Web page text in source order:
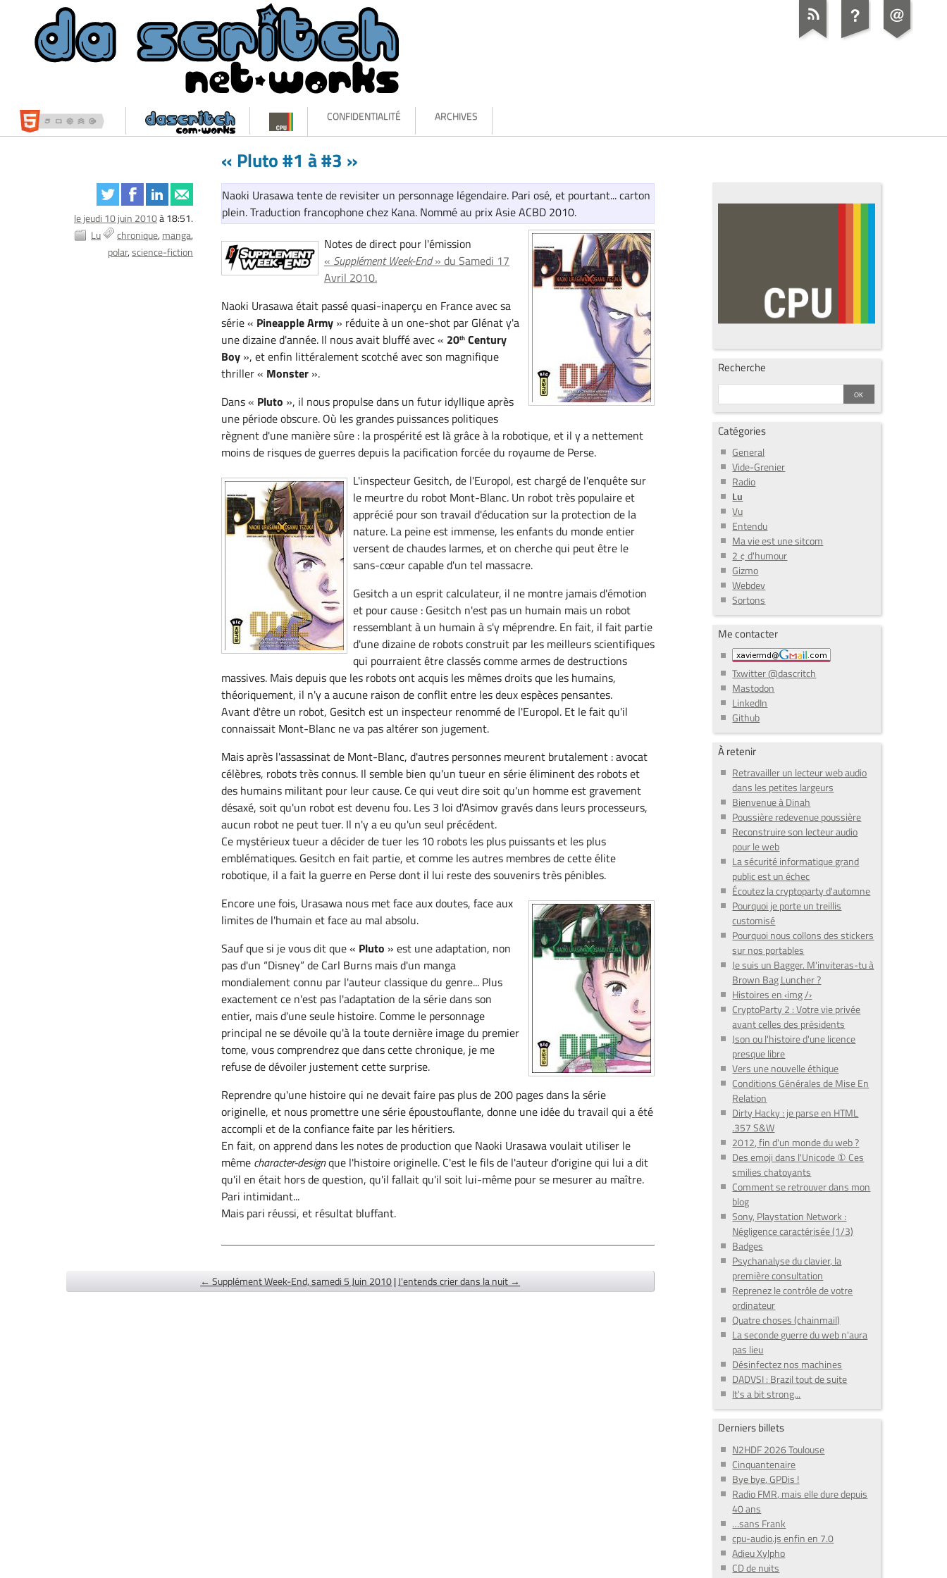
CONFIDENTIALITÉ ARCHIVES
« Pluto #1 à #3 »
le jeudi 10 juin 2010à 18:51.
Lu
chronique manga
polar science-fiction
Naoki Urasawa tente de revisiter un personnage légendaire. Pari osé, et pourtant... carton
plein. Traduction francophone chez Kana. Nommé au prix Asie ACBD 2010.
Notes de direct pour l'émission
« Supplément Week-End» du Samedi 17
Avril 2010.
Naoki Urasawa était passé quasi-inaperçu en France avec sa
série « Pineapple Army » réduite à un one-shot par Glénat y'a
une dizaine d'année. Il nous avait bluffé avec « 20th Century
Boy », et enfin littéralement scotché avec son magnifique
thriller « Monster ».
Dans « Pluto », il nous propulse dans un futur idyllique après
une période obscure. Où les grandes puissances politiques
règnent d'une manière sûre : la prospérité est là grâce à la robotique, et il y a nettement
moins de risques de guerres depuis la pacification forcée du royaume de Perse.
L'inspecteur Gesitch, de l'Europol, est chargé de l'enquête sur
le meurtre du robot Mont-Blanc. Un robot très populaire et
apprécié pour son travail d'éducation sur la protection de la
nature. La peine est immense, les enfants du monde entier
versent de chaudes larmes, et on cherche qui peut être le
sans-cœur capable d'un tel massacre.
Gesitch a un esprit calculateur, il ne montre jamais d'émotion
et pour cause : Gesitch n'est pas un humain mais un robot
ressemblant à un humain à s'y méprendre. En fait, il fait partie
d'une dizaine de robots construit par les meilleurs scientifiques
qui pourraient être classés comme armes de destructions
massives. Mais depuis que les robots ont acquis les mêmes droits que les humains,
théoriquement, il n'y a aucune raison de conflit entre les deux espèces pensantes.
Avant d'être un robot, Gesitch est un inspecteur renommé de l'Europol. Et le fait qu'il
connaissait Mont-Blanc ne va pas altérer son jugement.
Mais après l'assassinat de Mont-Blanc, d'autres personnes meurent brutalement : avocat
célèbres, robots très connus. Il semble bien qu'un tueur en série éliminent des robots et
des humains militant pour leur cause. Ce qui veut dire soit qu'un homme est gravement
désaxé, soit qu'un robot est devenu fou. Les 3 loi d'Asimov gravés dans leurs processeurs,
aucun robot ne peut tuer. Il n'y a eu qu'un seul précédent.
Ce mystérieux tueur a décider de tuer les 10 robots les plus puissants et les plus
emblématiques. Gesitch en fait partie, et comme les autres membres de cette élite
robotique, il a fait la guerre en Perse dont il lui reste des souvenirs très pénibles.
Encore une fois, Urasawa nous met face aux doutes, face aux
limites de l'humain et face au mal absolu.
Sauf que si je vous dit que « Pluto » est une adaptation, non
pas d'un “Disney” de Carl Burns mais d'un manga
mondialement connu par l'auteur classique du genre... Plus
exactement ce n'est pas l'adaptation de la série dans son
entier, mais d'une seule histoire. Comme le personnage
principal ne se dévoile qu'à la toute dernière image du premier
tome, vous comprendrez que dans cette chronique, je me
refuse de dévoiler justement cette surprise.
Reprendre qu'une histoire qui ne devait faire pas plus de 200 pages dans la série
originelle, et nous promettre une série époustouflante, donne une idée du travail qui a été
accompli et de la confiance faite par les héritiers.
En fait, on apprend dans les notes de production que Naoki Urasawa voulait utiliser le
même character-designque l'histoire originelle. C'est le fils de l'auteur d'origine qui lui a dit
qu'il en était hors de question, qu'il fallait qu'il soit lui-même pour se mesurer au maître.
Pari intimidant...
Mais pari réussi, et résultat bluffant.
← Supplément Week-End, samedi 5 Juin 2010|J'entends crier dans la nuit →
Recherche
Catégories
General
Vide-Grenier
Radio
Lu
Vu
Entendu
Ma vie est une sitcom
2 ¢ d'humour
Gizmo
Webdev
Sortons
Me contacter
Txwitter @dascritch
Mastodon
LinkedIn
Github
À retenir
Retravailler un lecteur web audio
dans les petites largeurs
Bienvenue à Dinah
Poussière redevenue poussière
Reconstruire son lecteur audio
pour le web
La sécurité informatique grand
public est un échec
Écoutez la cryptoparty d'automne
Pourquoi je porte un treillis
customisé
Pourquoi nous collons des stickers
sur nos portables
Je suis un Bagger. M'inviteras-tu à
Brown Bag Luncher ?
Histoires en ‹img /›
CryptoParty 2 : Votre vie privée
avant celles des présidents
Json ou l'histoire d'une licence
presque libre
Vers une nouvelle éthique
Conditions Générales de Mise En
Relation
Dirty Hacky : je parse en HTML
.357 S&W
2012, fin d'un monde du web ?
Des emoji dans l'Unicode ① Ces
smilies chatoyants
Comment se retrouver dans mon
blog
Sony, Playstation Network :
Négligence caractérisée (1/3)
Badges
Psychanalyse du clavier, la
première consultation
Reprenez le contrôle de votre
ordinateur
Quatre choses (chainmail)
La seconde guerre du web n'aura
pas lieu
Désinfectez nos machines
DADVSI : Brazil tout de suite
It's a bit strong...
Derniers billets
N2HDF 2026 Toulouse
Cinquantenaire
Bye bye, GPDis !
Radio FMR, mais elle dure depuis
40 ans
…sans Frank
cpu-audio.js enfin en 7.0
Adieu Xylpho
CD de nuits